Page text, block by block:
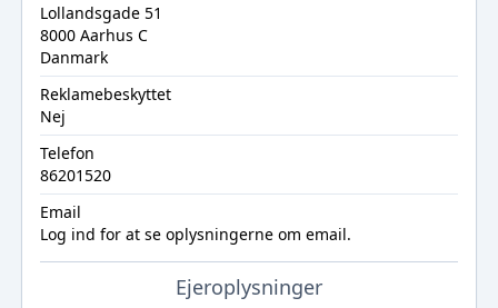
Lollandsgade 51
8000 Aarhus C
Danmark
Reklamebeskyttet
Nej
Telefon
86201520
Email
Log ind for at se oplysningerne om email.
Ejeroplysninger